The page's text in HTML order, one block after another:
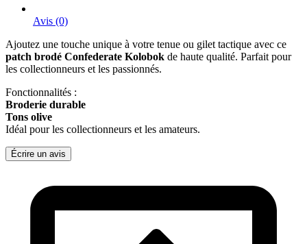
Avis (0)
Ajoutez une touche unique à votre tenue ou gilet tactique avec ce
patch brodé Confederate Kolobok de haute qualité. Parfait pour
les collectionneurs et les passionnés.
Fonctionnalités :
Broderie durable
Tons olive
Idéal pour les collectionneurs et les amateurs.
Écrire un avis